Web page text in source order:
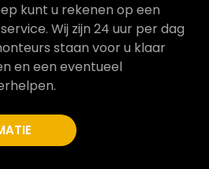
kunt u rekenen op een
Wij zijn 24 uur per dag
staan voor u klaar
en een eventueel